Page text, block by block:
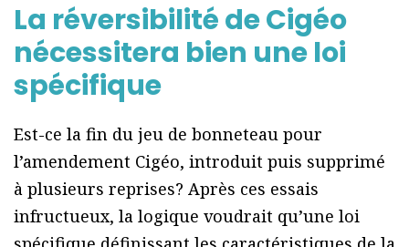
La réversibilité de Cigéo
nécessitera bien une loi
spécifique
Est-ce la fin du jeu de bonneteau pour
l’amendement Cigéo, introduit puis supprimé
à plusieurs reprises? Après ces essais
infructueux, la logique voudrait qu’une loi